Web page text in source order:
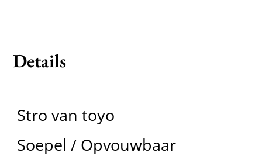
Details
Stro van toyo
Soepel / Opvouwbaar